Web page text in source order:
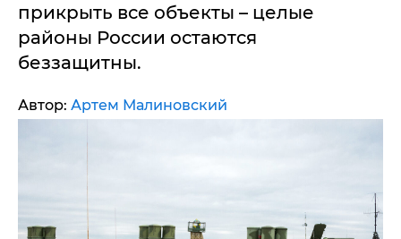
прикрыть все объекты – целые
районы России остаются
беззащитны.
Автор: Артем Малиновский